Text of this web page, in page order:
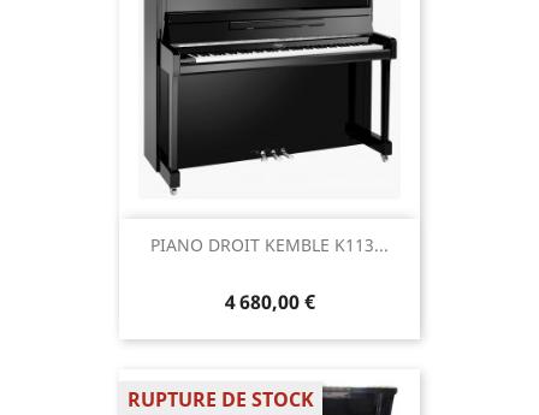
PIANO DROIT KEMBLE K113...
4 680,00 €
RUPTURE DE STOCK